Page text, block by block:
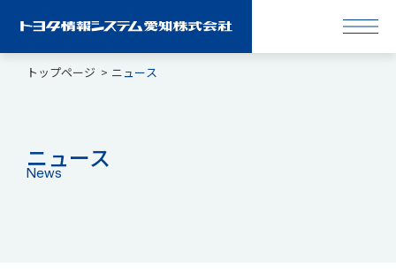
トップページ ニュース
ニュース
News